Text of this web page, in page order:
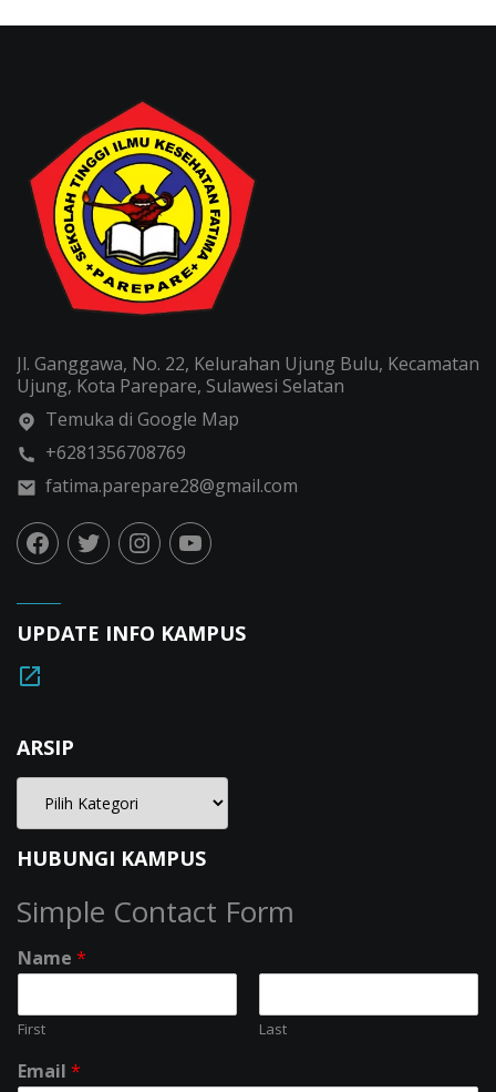
Jl. Ganggawa, No. 22, Kelurahan Ujung Bulu, Kecamatan
Ujung, Kota Parepare, Sulawesi Selatan
Temuka di Google Map
+6281356708769
fatima.parepare28@gmail.com
UPDATE INFO KAMPUS
ARSIP
HUBUNGI KAMPUS
Simple Contact Form
Name *
First Last
Email *